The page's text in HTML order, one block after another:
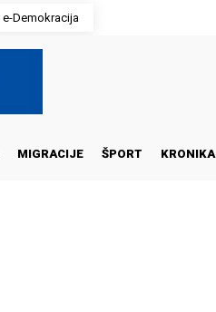
e-Demokracija
MIGRACIJE ŠPORT KRONIKA